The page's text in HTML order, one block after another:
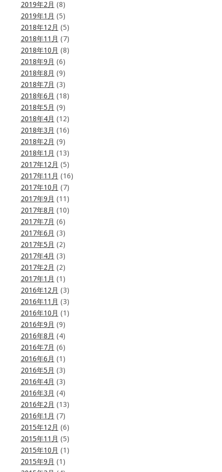
2019年2月 (8)
2019年1月 (5)
2018年12月 (5)
2018年11月 (7)
2018年10月 (8)
2018年9月 (6)
2018年8月 (9)
2018年7月 (3)
2018年6月 (18)
2018年5月 (9)
2018年4月 (12)
2018年3月 (16)
2018年2月 (9)
2018年1月 (13)
2017年12月 (5)
2017年11月 (16)
2017年10月 (7)
2017年9月 (11)
2017年8月 (10)
2017年7月 (6)
2017年6月 (3)
2017年5月 (2)
2017年4月 (3)
2017年2月 (2)
2017年1月 (1)
2016年12月 (3)
2016年11月 (3)
2016年10月 (1)
2016年9月 (9)
2016年8月 (4)
2016年7月 (6)
2016年6月 (1)
2016年5月 (3)
2016年4月 (3)
2016年3月 (4)
2016年2月 (13)
2016年1月 (7)
2015年12月 (6)
2015年11月 (5)
2015年10月 (1)
2015年9月 (1)